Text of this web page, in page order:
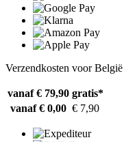
Verzendkosten voor België
vanaf € 79,90 gratis*
vanaf € 0,00 € 7,90